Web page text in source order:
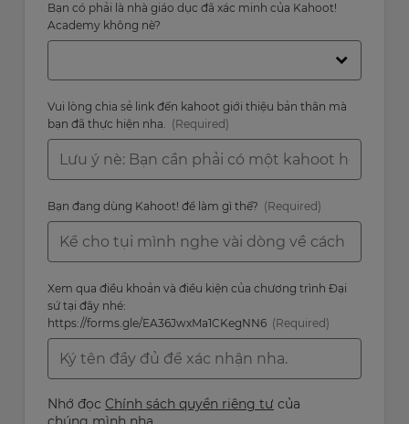
Bạn có phải là nhà giáo dục đã xác minh của Kahoot!
Academy không nè?
Vui lòng chia sẻ link đến kahoot giới thiệu bản thân mà
bạn đã thực hiện nha.
Bạn đang dùng Kahoot! để làm gì thế?
Xem qua điều khoản và điều kiện của chương trình Đại
sứ tại đây nhé:
https://forms.gle/EA36JwxMa1CKegNN6
Nhớ đọc Chính sách quyền riêng tư của